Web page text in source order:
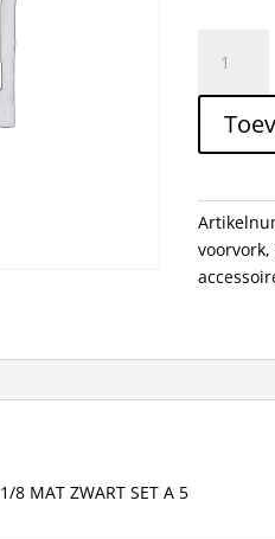
XLC
AHEAD
11/8
ZWART
SET
A
5
voorvork,
8 MAT ZWART SET A 5